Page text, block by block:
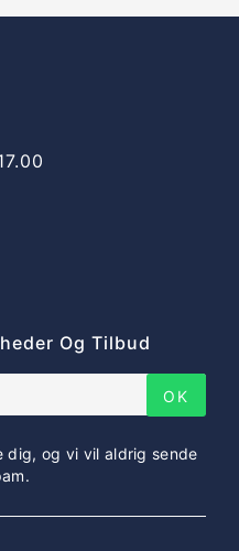
Og Tilbud
OK
dig, og vi vil aldrig sende